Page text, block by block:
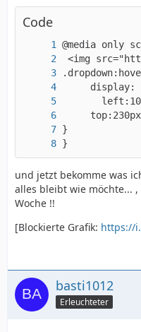
Code
}
und jetzt bekomme was
alles bleibt wie möchte...
Woche !!
[Blockierte Grafik: https://
basti1012
Erleuchteter